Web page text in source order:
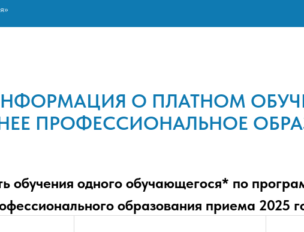
О ПЛАТНОМ
ПРОФЕССИОНАЛЬНОЕ
обучения одного обучающегося* по
образования приема 2025